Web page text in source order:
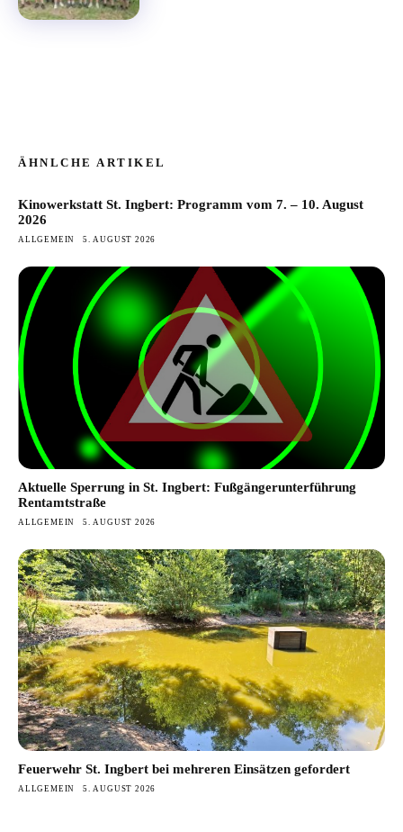
ÄHNLCHE ARTIKEL
Kinowerkstatt St. Ingbert: Programm vom 7. – 10. August
2026
ALLGEMEIN 5. AUGUST 2026
Aktuelle Sperrung in St. Ingbert: Fußgängerunterführung
Rentamtstraße
ALLGEMEIN 5. AUGUST 2026
Feuerwehr St. Ingbert bei mehreren Einsätzen gefordert
ALLGEMEIN 5. AUGUST 2026